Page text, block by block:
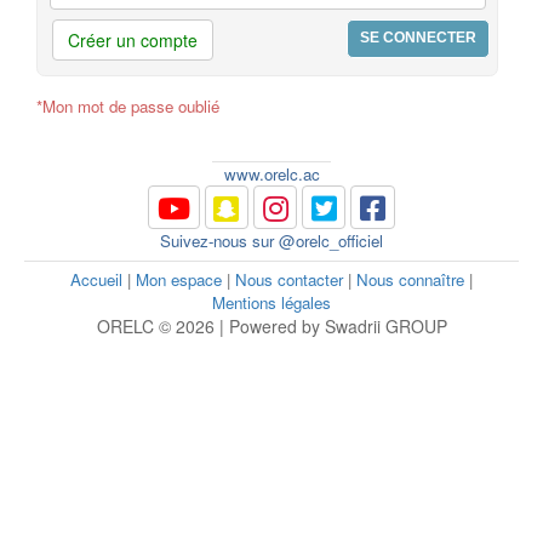
Créer un compte
*Mon mot de passe oublié
www.orelc.ac
Suivez-nous sur @orelc_officiel
Accueil | Mon espace | Nous contacter| Nous connaître |
Mentions légales
ORELC © 2026 | Powered by Swadrii GROUP